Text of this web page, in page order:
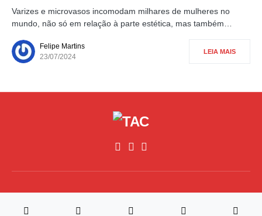
Varizes e microvasos incomodam milhares de mulheres no
mundo, não só em relação à parte estética, mas também…
Felipe Martins
23/07/2024
LEIA MAIS
Desenvolvimento
RM4 Tech